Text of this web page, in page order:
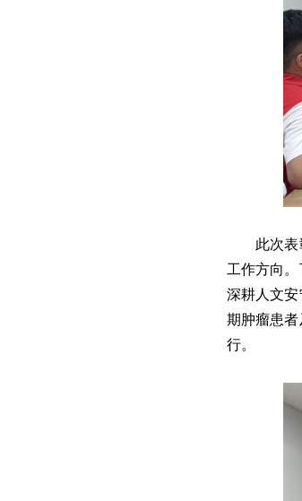
此次
工作方向
深耕人文
期肿瘤患
行。